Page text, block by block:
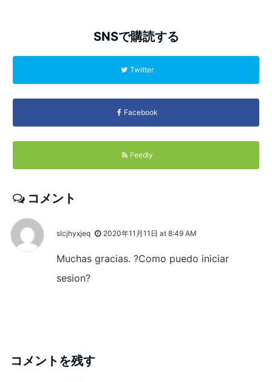
SNSで購読する
Twitter
Facebook
Feedly
コメント
slcjhyxjeq 2020年11月11日 at 8:49 AM
Muchas gracias. ?Como puedo iniciar
sesion?
コメントを残す